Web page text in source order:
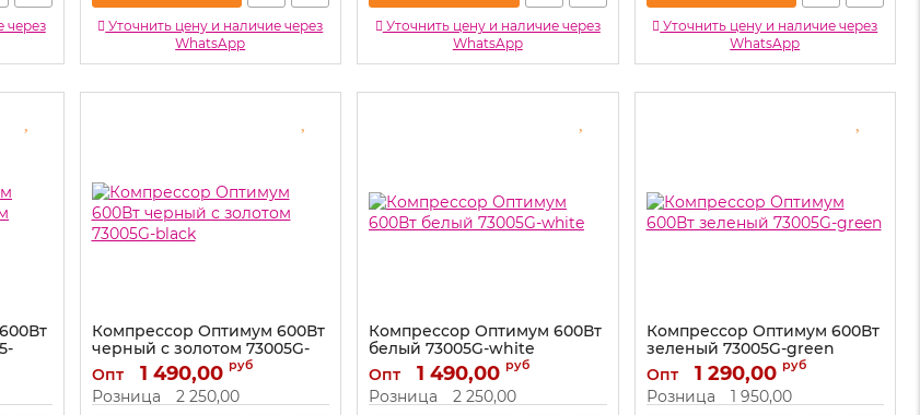
через
Уточнить цену и наличие через
WhatsApp
Уточнить цену и наличие через
WhatsApp
Уточнить цену и наличие через
WhatsApp
Компрессор Оптимум 600Вт
черный с золотом 73005G-
black
Артикул: 73005G-black
Опт 1 490,00 руб
Розница 2 250,00
Компрессор Оптимум 600Вт
белый 73005G-white
Артикул: 73005G-white
Опт 1 490,00 руб
Розница 2 250,00
Компрессор Оптимум 600Вт
зеленый 73005G-green
Артикул: 73005G-green
Опт 1 290,00 руб
Розница 1 950,00